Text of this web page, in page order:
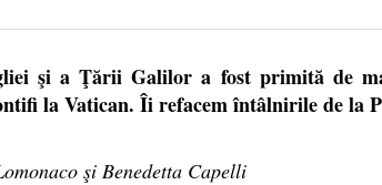
şi a Ţării Galilor a fost primită de
la Vatican. Îi refacem întâlnirile de la
şi Benedetta Capelli